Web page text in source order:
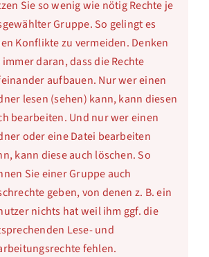
Sie so wenig wie nötig Rechte je
Gruppe. So gelingt es
Konflikte zu vermeiden. Denken
immer daran, dass die Rechte
aufbauen. Nur wer einen
lesen (sehen) kann, kann diesen
bearbeiten. Und nur wer einen
oder eine Datei bearbeiten
kann diese auch löschen. So
Sie einer Gruppe auch
geben, von denen z. B. ein
nichts hat weil ihm ggf. die
Lese- und
fehlen.